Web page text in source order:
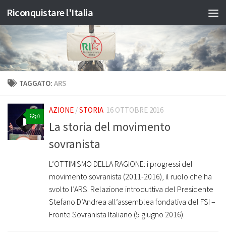
Salta al contenuto
Riconquistare l'Italia
TAGGATO: ARS
0
AZIONE /STORIA 16 OTTOBRE 2016
La storia del movimento
sovranista
L’OTTIMISMO DELLA RAGIONE: i progressi del
movimento sovranista (2011-2016), il ruolo che ha
svolto l’ARS. Relazione introduttiva del Presidente
Stefano D’Andrea all’assemblea fondativa del FSI –
Fronte Sovranista Italiano (5 giugno 2016).